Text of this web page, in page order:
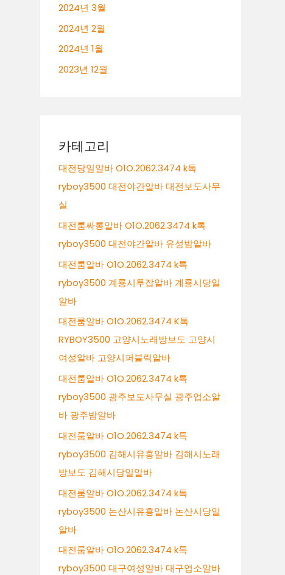
2024년 3월
2024년 2월
2024년 1월
2023년 12월
카테고리
대전당일알바 O1O.2062.3474 k톡
ryboy3500 대전야간알바 대전보도사무
실
대전룸싸롱알바 O1O.2062.3474 k톡
ryboy3500 대전야간알바 유성밤알바
대전룸알바 O1O.2062.3474 k톡
ryboy3500 계룡시투잡알바 계룡시당일
알바
대전룸알바 O1O.2062.3474 K톡
RYBOY3500 고양시노래방보도 고양시
여성알바 고양시퍼블릭알바
대전룸알바 O1O.2062.3474 k톡
ryboy3500 광주보도사무실 광주업소알
바 광주밤알바
대전룸알바 O1O.2062.3474 k톡
ryboy3500 김해시유흥알바 김해시노래
방보도 김해시당일알바
대전룸알바 O1O.2062.3474 k톡
ryboy3500 논산시유흥알바 논산시당일
알바
대전룸알바 O1O.2062.3474 k톡
ryboy3500 대구여성알바 대구업소알바